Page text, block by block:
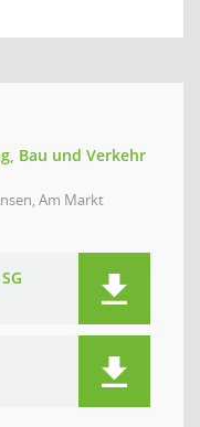
Bau und Verkehr
Am Markt